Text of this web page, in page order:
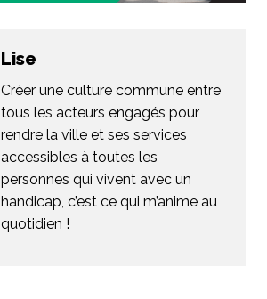
Lise
Créer une culture commune entre
tous les acteurs engagés pour
rendre la ville et ses services
accessibles à toutes les
personnes qui vivent avec un
handicap, c’est ce qui m’anime au
quotidien !